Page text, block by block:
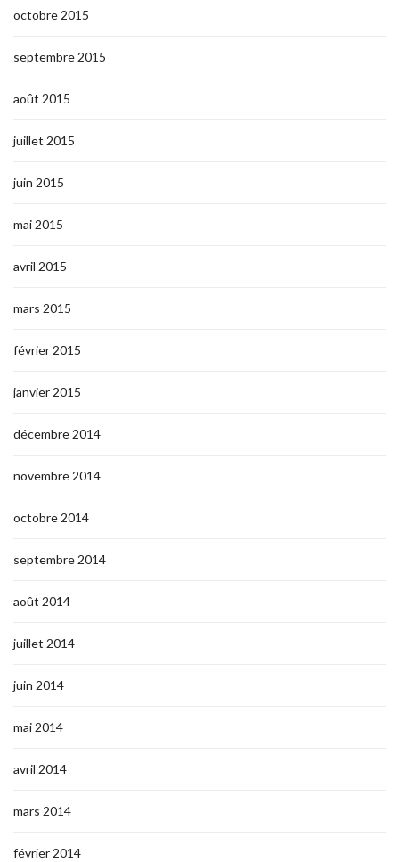
octobre 2015
septembre 2015
août 2015
juillet 2015
juin 2015
mai 2015
avril 2015
mars 2015
février 2015
janvier 2015
décembre 2014
novembre 2014
octobre 2014
septembre 2014
août 2014
juillet 2014
juin 2014
mai 2014
avril 2014
mars 2014
février 2014